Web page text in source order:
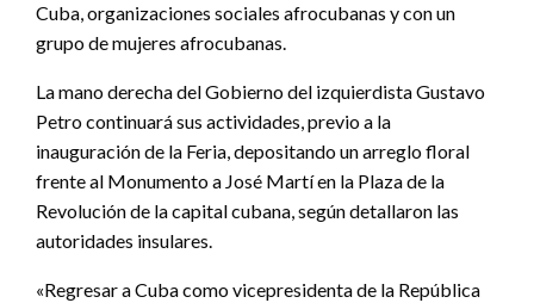
Cuba, organizaciones sociales afrocubanas y con un
grupo de mujeres afrocubanas.
La mano derecha del Gobierno del izquierdista Gustavo
Petro continuará sus actividades, previo a la
inauguración de la Feria, depositando un arreglo floral
frente al Monumento a José Martí en la Plaza de la
Revolución de la capital cubana, según detallaron las
autoridades insulares.
«Regresar a Cuba como vicepresidenta de la República